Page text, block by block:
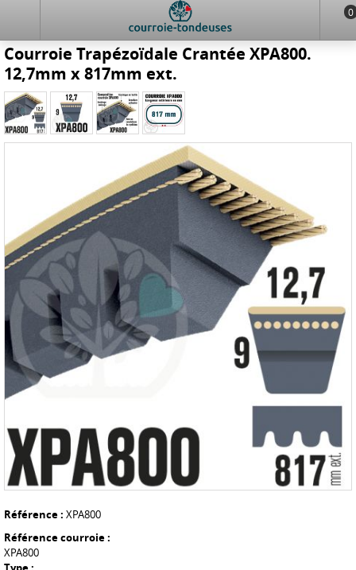
Courroie Trapézoïdale Crantée XPA800.
12,7mm x 817mm ext.
Référence : XPA800
Référence courroie :
XPA800
0